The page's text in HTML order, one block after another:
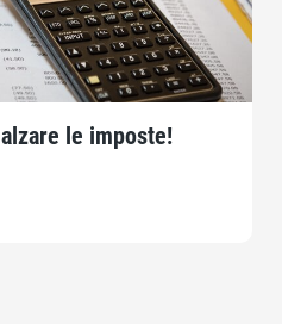
le imposte!